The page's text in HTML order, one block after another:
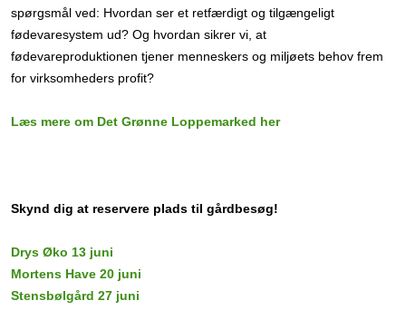
spørgsmål ved: Hvordan ser et retfærdigt og tilgængeligt
fødevaresystem ud? Og hvordan sikrer vi, at
fødevareproduktionen tjener menneskers og miljøets behov frem
for virksomheders profit?
Læs mere om Det Grønne Loppemarked her
Skynd dig at reservere plads til gårdbesøg!
Drys Øko 13 juni
Mortens Have 20 juni
Stensbølgård 27 juni